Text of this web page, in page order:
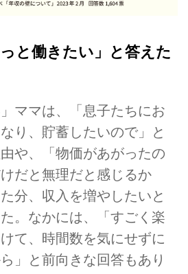
と働きたい」と答えた
ママは、「息子たちにお
り、貯蓄したいので」と
や、「物価があがったの
だと無理だと感じるか
分、収入を増やしたいと
。なかには、「すごく楽
て、時間数を気にせずに
」と前向きな回答もあり